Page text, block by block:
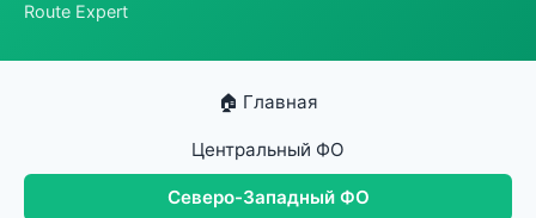
Route Expert
🏠 Главная
Центральный ФО
Северо-Западный ФО